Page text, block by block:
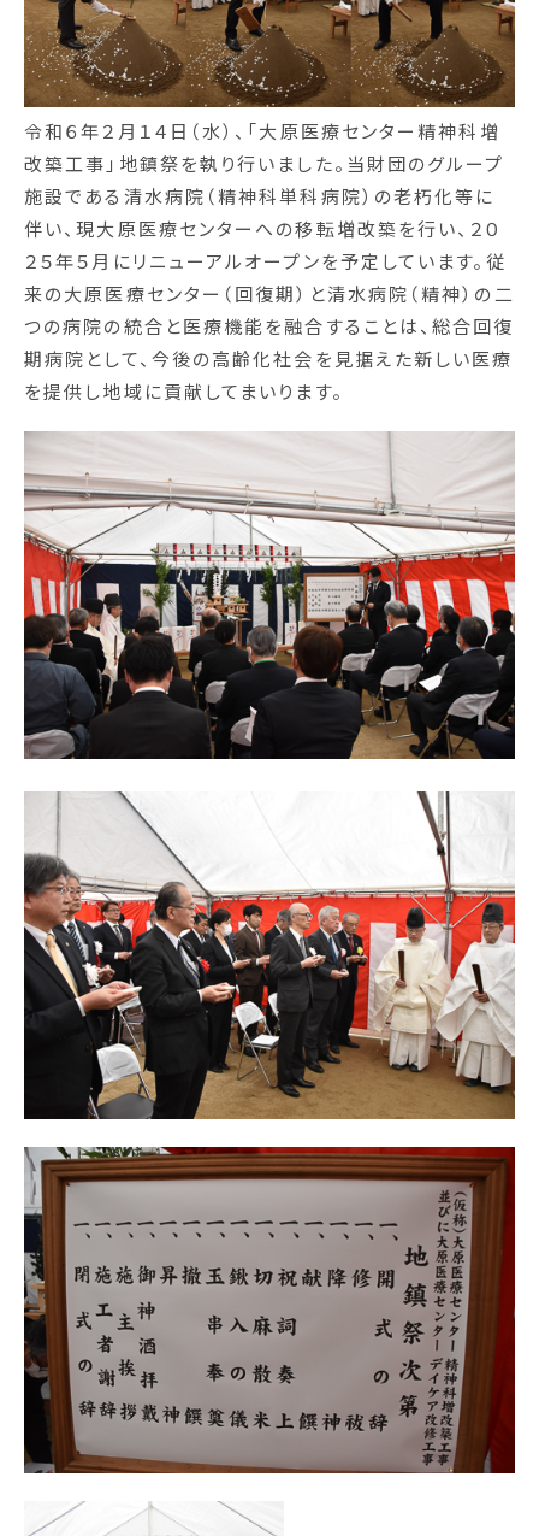
令和６年２月１４日（水）、「大原医療センター精神科増
改築工事」 地鎮祭を執り行いました。 当財団のグループ
施設である清水病院（精神科単科病院）の老朽化等に
伴い、現大原医療センターへの移転増改築を行い、２０
２５年５月にリニューアルオープンを予定しています。 従
来の大原医療センター（回復期）と清水病院（精神）の二
つの病院の統合と医療機能を融合することは、総合回復
期病院として、今後の高齢化社会を見据えた新しい医療
を提供し地域に貢献してまいります。
健診予防センター
大原医療センター
清水病院
大原訪問看護ステーション
大原看護専門学校
ご寄付について
交通アクセス